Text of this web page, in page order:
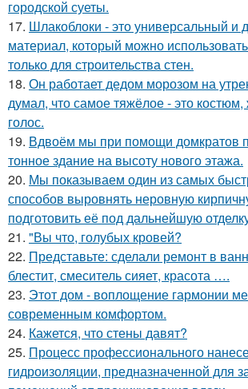
городской суеты.
17. Шлакоблоки - это универсальный и
материал, который можно
только для строительства стен.
18. Он работает дедом морозом на
думал, что самое тяжёлое - это
голос.
19. Вдвоём мы при помощи домкратов
тонное здание на высоту нового этажа.
20. Мы показываем один из самых
способов выровнять неровную
подготовить её под дальнейшую
21. "Вы что, голубых кровей?
22. Представьте: сделали ремонт в
блестит, смеситель сияет, красота ….
23. Этот дом - воплощение гармонии
современным комфортом.
24. Кажется, что стены давят?
25. Процесс профессионального
гидроизоляции, предназначенной для